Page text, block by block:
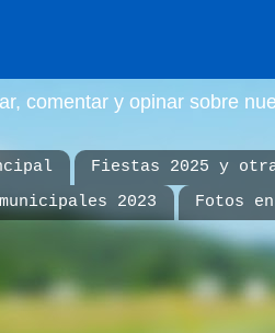
comentar y opinar sobre
Fiestas 2025 y
2023
Fotos